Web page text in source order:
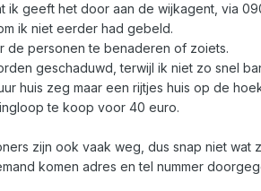
ik geeft het door aan de wijkagent, via
ik niet eerder had gebeld.
de personen te benaderen of zoiets.
geschaduwd, terwijl ik niet zo snel
huis zeg maar een rijtjes huis op de
te koop voor 40 euro.
zijn ook vaak weg, dus snap niet wat
komen adres en tel nummer